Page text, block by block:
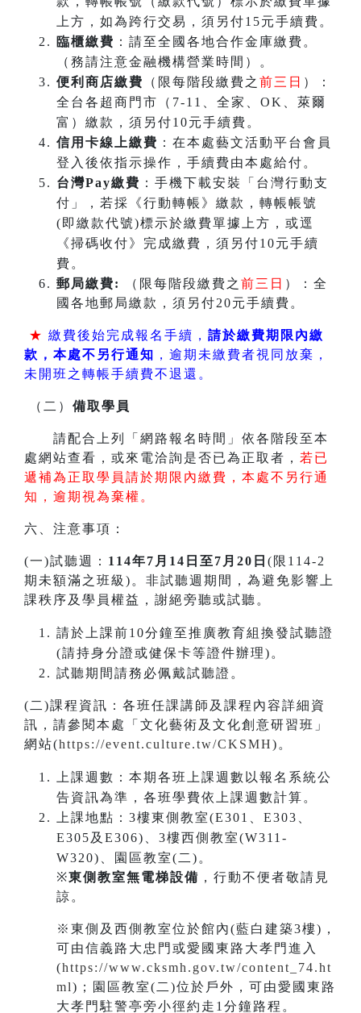
上方，如為跨行交易，須另付15元手續費。
臨櫃繳費 ：請至全國各地合作金庫繳費。
（務請注意金融機構營業時間）。
便利商店繳費
（限每階段繳費之 前三日 ）：
全台各超商門市（7-11、全家、OK、萊爾
富）繳款，須另付10元手續費。
信用卡線上繳費 ：在本處藝文活動平台會員
登入後依指示操作，手續費由本處給付。
台灣Pay繳費 ：手機下載安裝「台灣行動支
付」，若採《行動轉帳》繳款，轉帳帳號
(即繳款代號)標示於繳費單據上方，或逕
《掃碼收付》完成繳費，須另付10元手續
費。
郵局繳費:
（限每階段繳費之 前三日 ）：全
國各地郵局繳款，須另付20元手續費。
★ 繳費後始完成報名手續， 請於繳費期限內繳
款，本處不另行通知 ，逾期未繳費者視同放棄，
未開班之轉帳手續費不退還。
（二） 備取學員
請配合上列「網路報名時間」依各階段至本
處網站查看，或來電洽詢是否已為正取者， 若已
遞補為正取學員請於期限內繳費，本處不另行通
知，逾期視為棄權。
六、注意事項：
(一)試聽週： 114年7月14日至7月20日 (限114-2
期未額滿之班級)。非試聽週期間，為避免影響上
課秩序及學員權益，謝絕旁聽或試聽。
請於上課前10分鐘至推廣教育組換發試聽證
(請持身分證或健保卡等證件辦理)。
試聽期間請務必佩戴試聽證。
(二)課程資訊：各班任課講師及課程內容詳細資
訊，請參閱本處「文化藝術及文化創意研習班」
網站(https://event.culture.tw/CKSMH)。
上課週數：本期各班上課週數以報名系統公
告資訊為準，各班學費依上課週數計算。
上課地點：3樓東側教室(E301、E303、
E305及E306)、3樓西側教室(W311-
W320)、園區教室(二)。
※東側教室無電梯設備 ，行動不便者敬請見
諒。
※東側及西側教室位於館內(藍白建築3樓)，
可由信義路大忠門或愛國東路大孝門進入
(https://www.cksmh.gov.tw/content_74.ht
ml)；園區教室(二)位於戶外，可由愛國東路
大孝門駐警亭旁小徑約走1分鐘路程。